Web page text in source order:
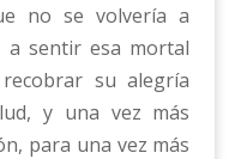
no se volvería a
a sentir esa mortal
su alegría
y una vez más
para una vez más